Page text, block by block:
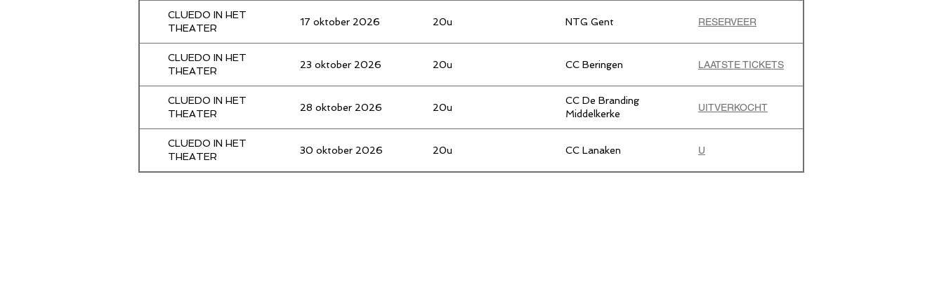
CLUEDO IN HET
THEATER
17 oktober 2026 20u NTG Gent RESERVEER
CLUEDO IN HET
THEATER
23 oktober 2026 20u CC Beringen LAATSTE TICKETS
CLUEDO IN HET
THEATER
28 oktober 2026 20u
CC De Branding
Middelkerke
UITVERKOCHT
CLUEDO IN HET
THEATER
30 oktober 2026 20u CC Lanaken U